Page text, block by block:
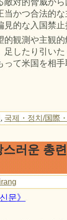
当かつ合法的
見的な入国禁
的観測や主観
足したり引い
って米国を相
, 국제・정치/国際
러운 총
문》